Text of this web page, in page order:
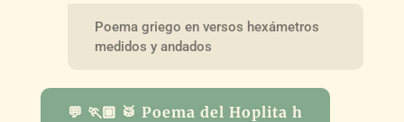
Poema griego en versos hexámetros
medidos y andados
💬 🏃🏽 🥁 Poema del Hoplita h